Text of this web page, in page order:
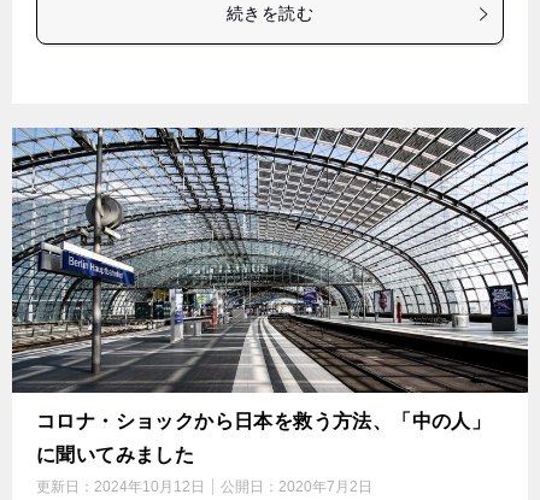
続きを読む
コロナ・ショックから日本を救う方法、「中の人」
に聞いてみました
更新日： 2024年10月12日 公開日： 2020年7月2日